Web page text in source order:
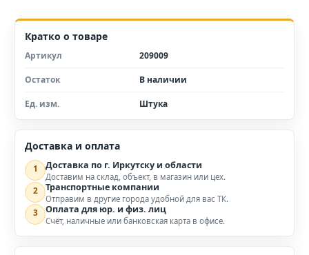
Кратко о товаре
Артикул 209009
Остаток В наличии
Ед. изм. Штука
Доставка и оплата
1 Доставка по г. Иркутску и области
Доставим на склад, объект, в магазин или цех.
2 Транспортные компании
Отправим в другие города удобной для вас ТК.
3 Оплата для юр. и физ. лиц
Счёт, наличные или банковская карта в офисе.